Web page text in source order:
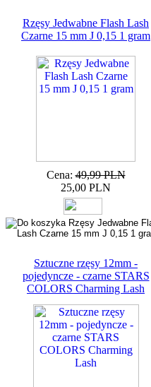
Rzęsy Jedwabne Flash Lash
Czarne 15 mm J 0,15 1 gram
Cena: 49,99 PLN
25,00 PLN
Sztuczne rzęsy 12mm -
pojedyncze - czarne STARS
COLORS Charming Lash